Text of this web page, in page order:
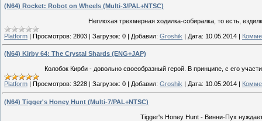
(N64) Rocket: Robot on Wheels (Multi-3/PAL+NTSC)
Неплохая трехмерная ходилка-собиралка, то есть,
Platform | Просмотров: 2803 | Загрузок: 0 | Добавил: Groshik | Дата: 10.05.2014 |
(N64) Kirby 64: The Crystal Shards (ENG+JAP)
Колобок Кирби - довольно своеобразный герой. В принципе, с его
Platform Просмотров: 3228 Загрузок: 0 Добавил: Groshik Дата: 10.05.2014
(N64) Tigger's Honey Hunt (Multi-7/PAL+NTSC)
Tigger's Honey Hunt - Винни-Пух